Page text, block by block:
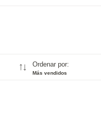
Ordenar por:
Más vendidos